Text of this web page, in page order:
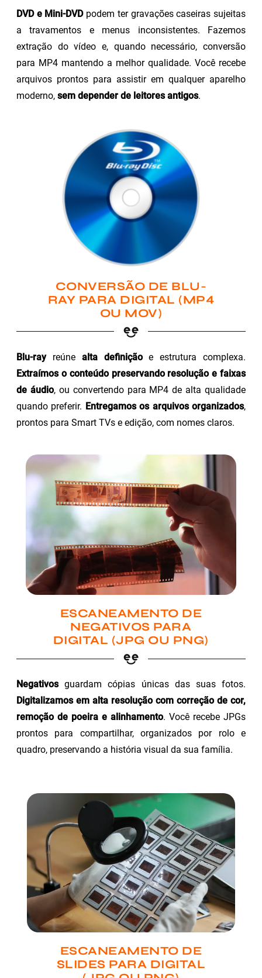
DVD e Mini-DVDpodem ter gravações caseiras sujeitas
a travamentos e menus inconsistentes. Fazemos
extração do vídeo e, quando necessário, conversão
para MP4 mantendo a melhor qualidade. Você recebe
arquivos prontos para assistir em qualquer aparelho
moderno, sem depender de leitores antigos.
CONVERSÃO DE BLU-
RAY PARA DIGITAL (MP4
OU MOV)
Blu-rayreúne alta definiçãoe estrutura complexa.
Extraímos o conteúdo preservando resolução e faixas
de áudio, ou convertendo para MP4 de alta qualidade
quando preferir. Entregamos os arquivos organizados,
prontos para Smart TVs e edição, com nomes claros.
ESCANEAMENTO DE
NEGATIVOS PARA
DIGITAL (JPG OU PNG)
Negativosguardam cópias únicas das suas fotos.
Digitalizamos em alta resolução com correção de cor,
remoção de poeira e alinhamento. Você recebe JPGs
prontos para compartilhar, organizados por rolo e
quadro, preservando a história visual da sua família.
ESCANEAMENTO DE
SLIDES PARA DIGITAL